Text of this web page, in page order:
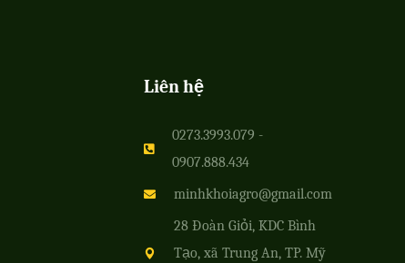
Liên hệ
0273.3993.079 -
0907.888.434
minhkhoiagro@gmail.com
28 Đoàn Giỏi, KDC Bình
Tạo, xã Trung An, TP. Mỹ